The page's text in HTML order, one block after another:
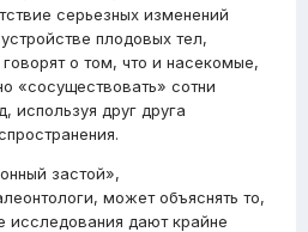
серьезных изменений
плодовых тел,
о том, что и насекомые,
«сосуществовать» сотни
используя друг друга
застой»,
может объяснять то,
исследования дают крайне